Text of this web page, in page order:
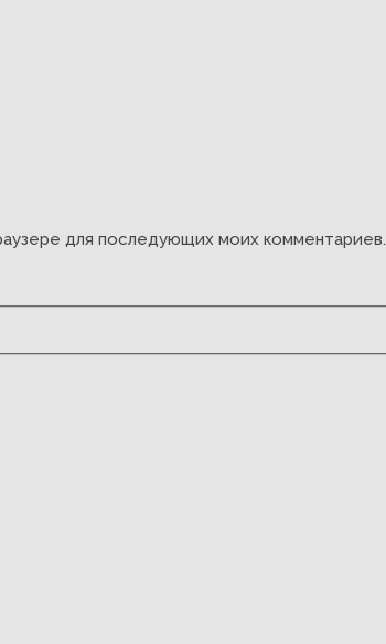
для последующих моих комментариев.